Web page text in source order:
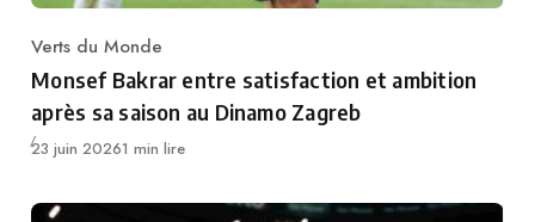
Category
Verts du Monde
Monsef Bakrar entre satisfaction et ambition
après sa saison au Dinamo Zagreb
Publié
23 juin 20261 min lire